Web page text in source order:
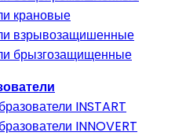
крановые
взрывозащишенные
брызгозащищенные
INSTART
INNOVERT